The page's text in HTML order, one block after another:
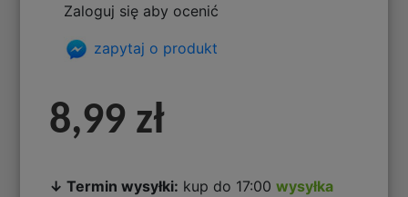
Zaloguj się aby ocenić
zapytaj o produkt
8,99 zł
↓ Termin wysyłki: kup do 17:00wysyłka